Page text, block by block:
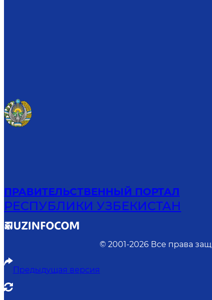
ПРАВИТЕЛЬСТВЕННЫЙ ПОРТАЛ
РЕСПУБЛИКИ УЗБЕКИСТАН
© 2001-2026 Все права
Предыдущая версия